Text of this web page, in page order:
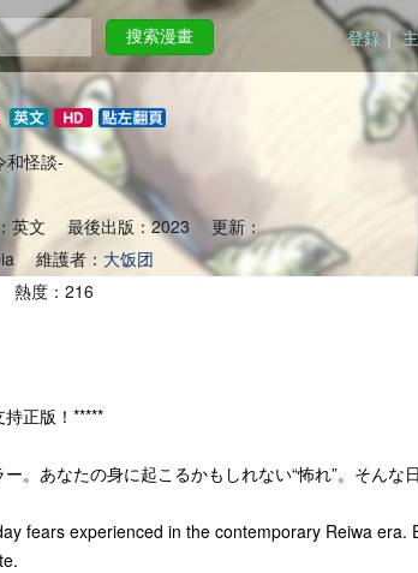
搜索漫畫 登錄｜
怪談-
英文 最後出版：2023 更新：
維護者： 大饭团
度：216
正版！*****
。あなたの身に起こるかもしれない“怖れ”。そん
fears experienced in the contemporary Reiwa